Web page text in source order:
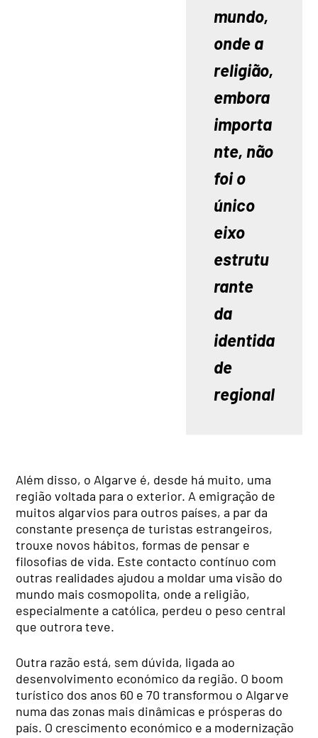
mundo,
onde a
religião,
embora
importa
nte, não
foi o
único
eixo
estrutu
rante
da
identida
de
regional
Além disso, o Algarve é, desde há muito, uma
região voltada para o exterior. A emigração de
muitos algarvios para outros países, a par da
constante presença de turistas estrangeiros,
trouxe novos hábitos, formas de pensar e
filosofias de vida. Este contacto contínuo com
outras realidades ajudou a moldar uma visão do
mundo mais cosmopolita, onde a religião,
especialmente a católica, perdeu o peso central
que outrora teve.
Outra razão está, sem dúvida, ligada ao
desenvolvimento económico da região. O boom
turístico dos anos 60 e 70 transformou o Algarve
numa das zonas mais dinâmicas e prósperas do
país. O crescimento económico e a modernização